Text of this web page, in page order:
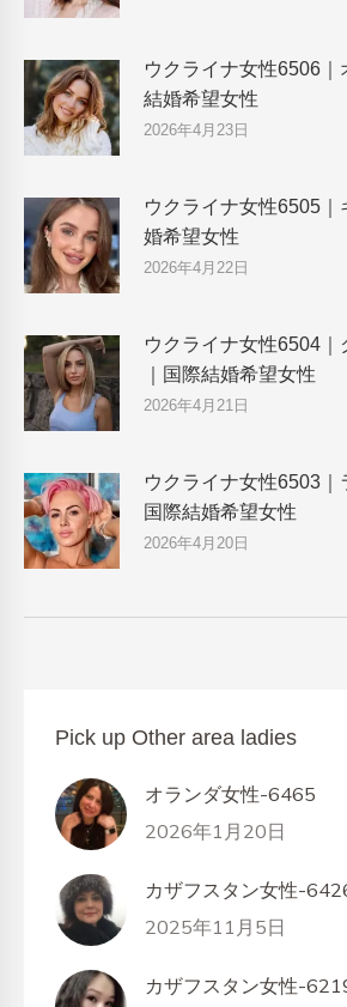
ウクライナ女性6506
結婚希望女性
2026年4月23日
ウクライナ女性6505
婚希望女性
2026年4月22日
ウクライナ女性6504
｜国際結婚希望女性
2026年4月21日
ウクライナ女性6503｜
国際結婚希望女性
2026年4月20日
Pick up Other area ladies
オランダ女性-6465
2026年1月20日
カザフスタン女性-
2025年11月5日
カザフスタン女性-